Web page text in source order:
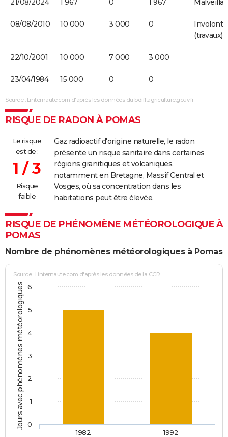
21/08/2024 1 967 0 1 967
08/08/2010 10 000 3 000 0
(travaux)
22/10/2001 10 000 7 000 3 000
23/04/1984 15 000 0 0
Source : Linternaute.com d'après les données du bdiff.agriculture.gouv.fr
RISQUE DE RADON À POMAS
Le risque
est de :
1 / 3
Risque
faible
Gaz radioactif d'origine naturelle, le radon
présente un risque sanitaire dans certaines
régions granitiques et volcaniques,
notamment en Bretagne, Massif Central et
Vosges, où sa concentration dans les
habitations peut être élevée.
RISQUE DE PHÉNOMÈNE MÉTÉOROLOGIQUE À
POMAS
Nombre de phénomènes météorologiques à Pomas
Jours avec phénomènes météorologiques
Source : Linternaute.com d'après les données de la CCR
1982 1992
0
1
2
3
4
5
6